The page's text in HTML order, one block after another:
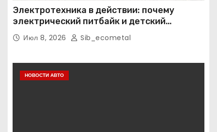
Электротехника в действии: почему
электрический питбайк и детский
квадроцикл — это больше, чем игрушки
Июл 8, 2026 Sib_ecometal
НОВОСТИ АВТО